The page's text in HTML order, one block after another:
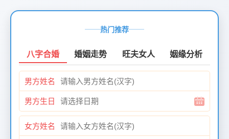
页
2026-
热门推荐
八字合婚 婚姻走势 旺夫女人 姻缘分析
男方姓名
男方生日
女方姓名